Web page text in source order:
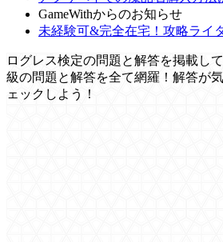
GameWithからのお知らせ
未経験可&完全在宅！攻略ライ
ログレス検定の問題と解答を掲載し
級の問題と解答を全て網羅！解答が
ェックしよう！